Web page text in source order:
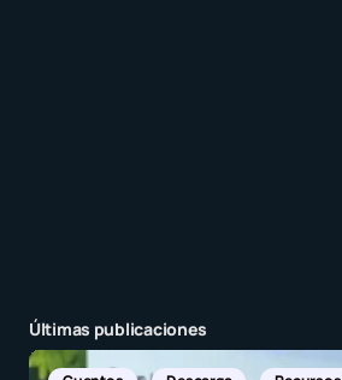
Últimas publicaciones